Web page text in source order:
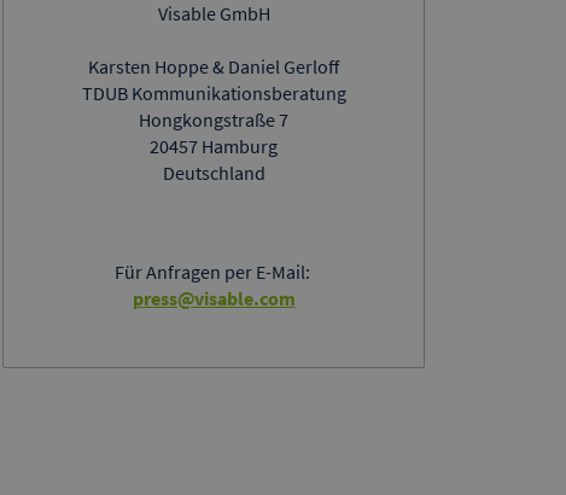
Visable GmbH
Karsten Hoppe & Daniel Gerloff
TDUB Kommunikationsberatung
Hongkongstraße 7
20457 Hamburg
Deutschland
Für Anfragen per E-Mail:
press@visable.com